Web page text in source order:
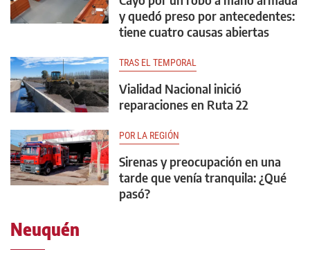
y quedó preso por antecedentes:
tiene cuatro causas abiertas
TRAS EL TEMPORAL
Vialidad Nacional inició
reparaciones en Ruta 22
POR LA REGIÓN
Sirenas y preocupación en una
tarde que venía tranquila: ¿Qué
pasó?
Neuquén